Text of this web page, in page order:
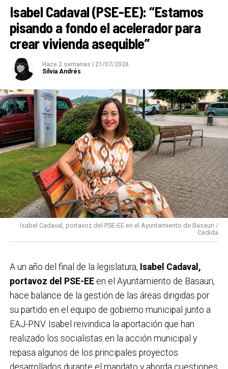
Isabel Cadaval (PSE-EE): “Estamos
pisando a fondo el acelerador para
crear vivienda asequible”
Hace 2 semanas
21/07/2026
Silvia Andrés
Isabel Cadaval, portavoz del PSE-EE en el Ayuntamiento de Basauri /
Cedida
A un año del final de la legislatura, Isabel Cadaval,
portavoz del PSE-EEen el Ayuntamiento de Basauri,
hace balance de la gestión de las áreas dirigidas por
su partido en el equipo de gobierno municipal junto a
EAJ-PNV. Isabel reivindica la aportación que han
realizado los socialistas en la acción municipal y
repasa algunos de los principales proyectos
desarrollados durante el mandato y aborda cuestiones